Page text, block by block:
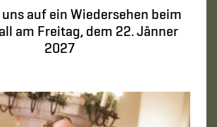
auf ein Wiedersehen beim
am Freitag, dem 22. Jänner
2027